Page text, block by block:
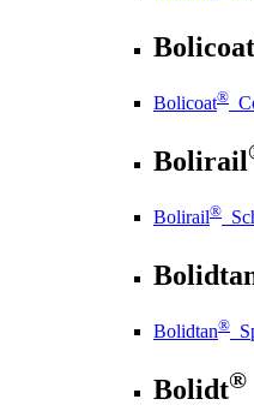
Bolicoat
Bolicoat®
Bolirail
Bolirail®
Bolidtan®
Bolidt®